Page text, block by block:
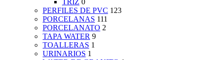
TRIZ 0
PERFILES DE PVC 123
PORCELANAS 111
PORCELANATO 2
TAPA WATER 9
TOALLERAS 1
URINARIOS 1